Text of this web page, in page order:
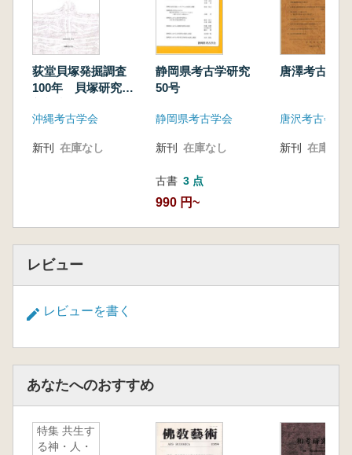
荻堂貝塚発掘調査
100年 貝塚研究の
沖縄考古学会
新刊 在庫なし
静岡県考古学研究
50号
静岡県考古学会
新刊 在庫なし
古書 3 点
990 円~
唐澤考古 第
唐沢考古会
新刊 在庫なし
レビュー
レビューを書く
あなたへのおすすめ
特集 共生す
る神・人・